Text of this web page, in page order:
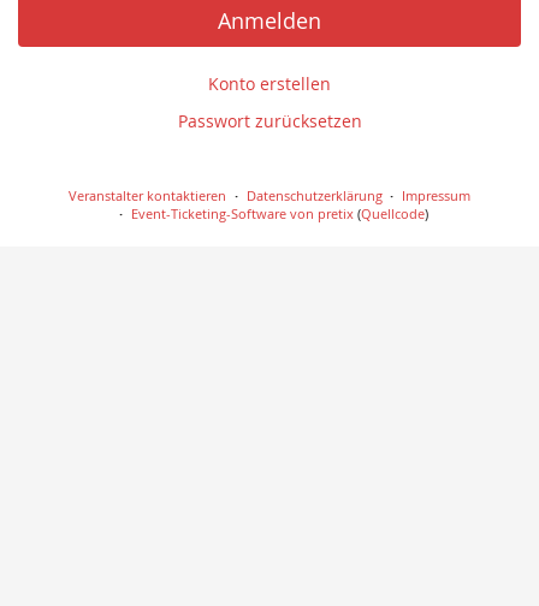
Anmelden
Konto erstellen
Passwort zurücksetzen
Veranstalter kontaktieren Datenschutzerklärung
Impressum
Event-Ticketing-Software von pretix(Quellcode)